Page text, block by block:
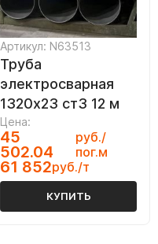
Артикул: N63513
Труба
электросварная
1320х23 ст3 12 м
Цена:
45
502.04
руб./
пог.м
61 852руб./т
КУПИТЬ